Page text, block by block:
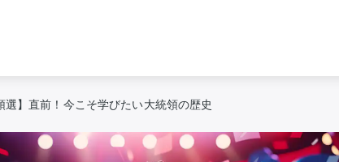
選】直前！今こそ学びたい大統領の歴史